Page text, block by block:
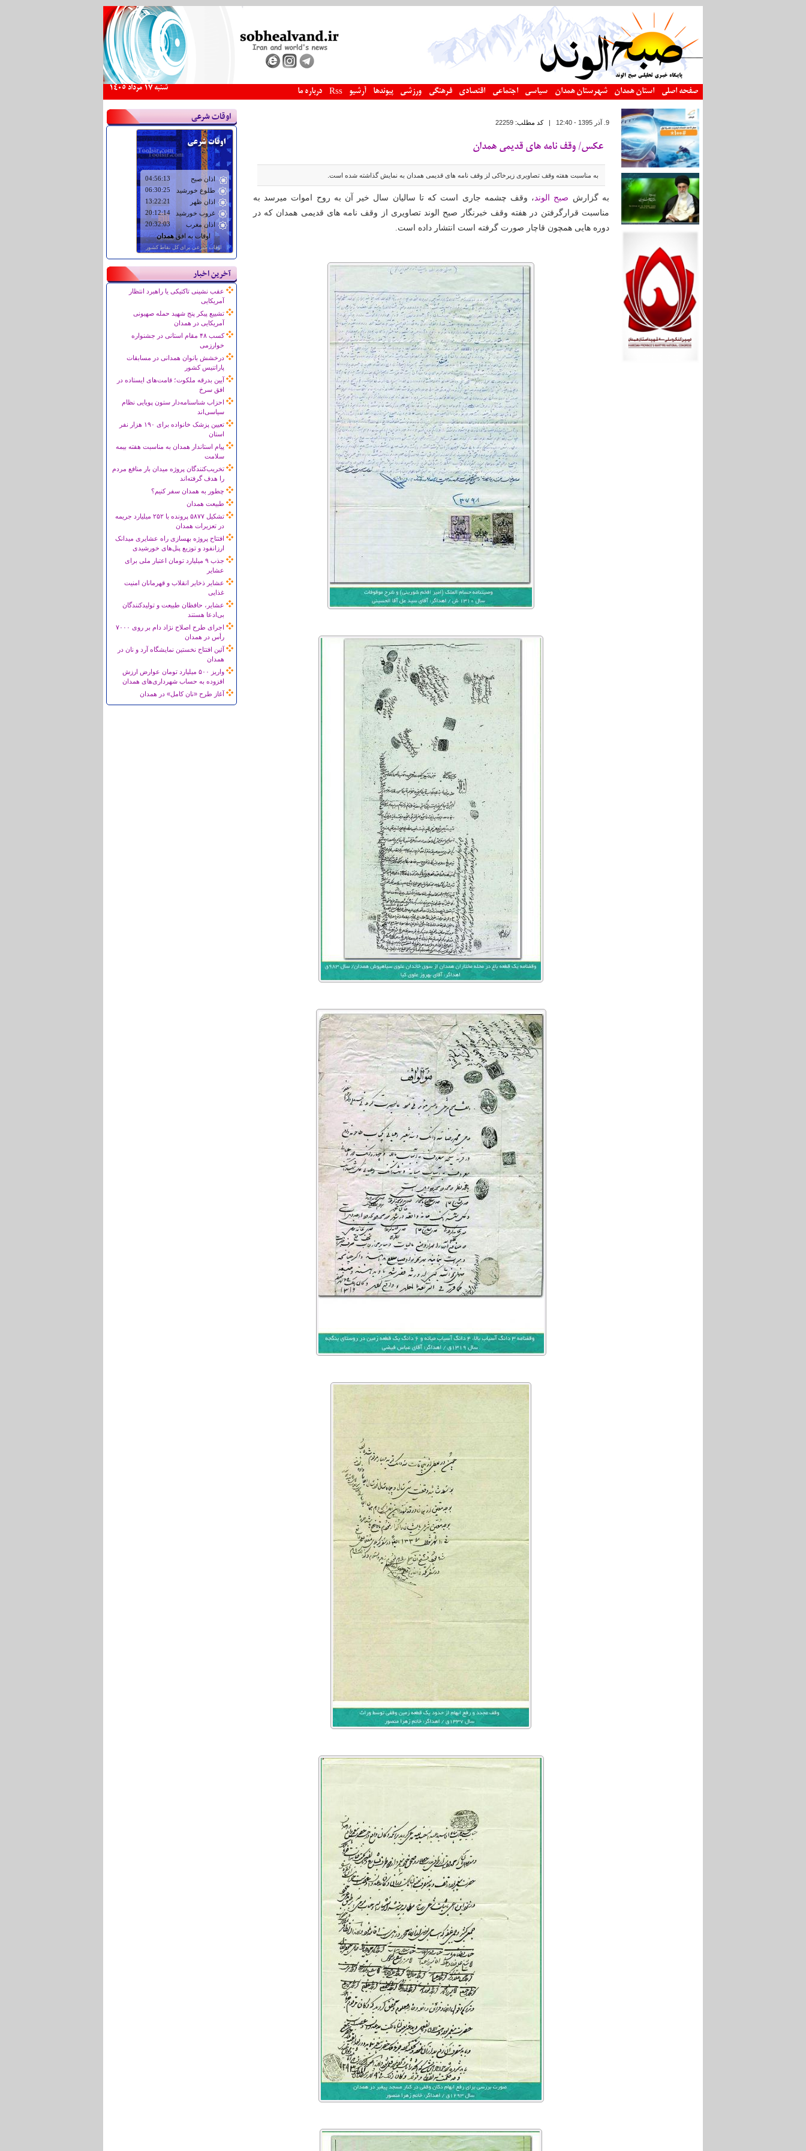
صفحه اصلی استان همدان شهرستان همدان سیاسی اجتماعی اقتصادی فرهنگی ورزشی پیوندها آرشیو Rss درباره ما شنبه 17 مرداد 1405
اوقات شرعی
آخرین اخبار
عقب نشینی تاکتیکی یا راهبرد انتظار
آمریکایی
تشییع پیکر پنج شهید حمله صهیونی
آمریکایی در همدان
کسب ۴۸ مقام استانی در جشنواره
خوارزمی
درخشش بانوان همدانی در مسابقات
پاراتنیس کشور
آیین بدرقه ملکوت؛ قامت‌های ایستاده در
افق سرخ
احزاب شناسنامه‌دار ستون پویایی نظام
سیاسی‌اند
تعیین پزشک خانواده برای ۱۹۰ هزار نفر
استان
پیام استاندار همدان به مناسبت هفته بیمه
سلامت
تخریب‌کنندگان پروژه میدان بار منافع مردم
را هدف گرفته‌اند
چطور به همدان سفر کنیم؟
طبیعت همدان
تشکیل ۵۸۷۷ پرونده با ۲۵۲ میلیارد جریمه
در تعزیرات همدان
افتتاح پروژه بهسازی راه عشایری میدانک
ارزانفود و توزیع پنل‌های خورشیدی
جذب ۹ میلیارد تومان اعتبار ملی برای
عشایر
عشایر ذخایر انقلاب و قهرمانان امنیت
غذایی
عشایر، حافظان طبیعت و تولیدکنندگان
بی‌ادعا هستند
اجرای طرح اصلاح نژاد دام بر روی ۷۰۰۰
رأس در همدان
آئین افتتاح نخستین نمایشگاه آرد و نان در
همدان
واریز ۵۰۰ میلیارد تومان عوارض ارزش
افزوده به حساب شهرداری‌های همدان
آغاز طرح «نان کامل» در همدان
9. آذر 1395 - 12:40 |کد مطلب:22259
عکس/ وقف نامه های قدیمی همدان
به مناسبت هفته وقف تصاویری زیرخاکی لز وقف نامه های قدیمی همدان به نمایش گذاشته شده است.
به گزارش صبح الوند ، وقف چشمه جاری است که تا سالیان سال خیر آن به روح اموات میرسد به
مناسبت قرارگرفتن در هفته وقف خبرنگار صبح الوند تصاویری از وقف نامه های قدیمی همدان که در
دوره هایی همچون قاچار صورت گرفته است انتشار داده است.